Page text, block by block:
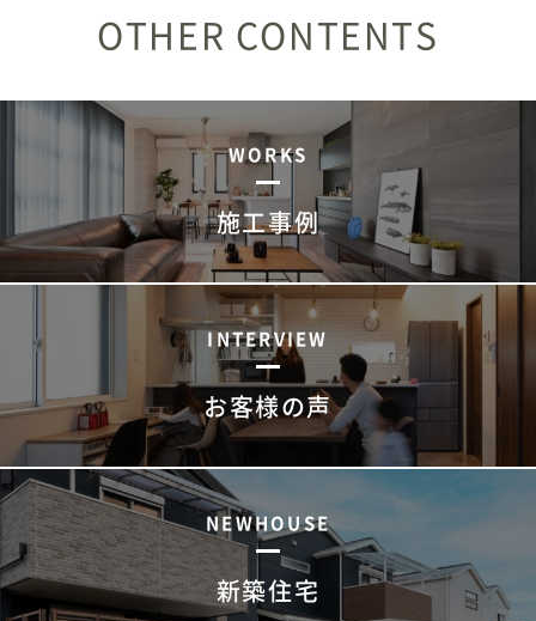
OTHER CONTENTS
WORKS
施工事例
INTERVIEW
お客様の声
NEWHOUSE
新築住宅